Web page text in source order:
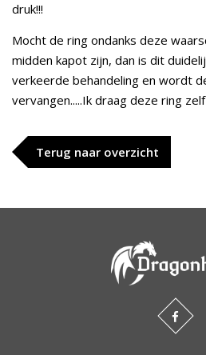
druk!!!
Mocht de ring ondanks deze
midden kapot zijn, dan is dit
verkeerde behandeling en wordt
vervangen.....Ik draag deze ring
Terug naar overzicht